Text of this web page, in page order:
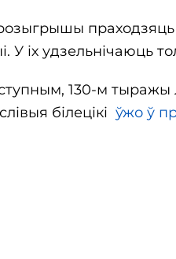
У іх удзельнічаюць
130-м тыражы
білецікі ўжо ў